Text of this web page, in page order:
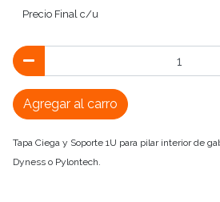
Precio Final c/u
Agregar al carro
Tapa Ciega y Soporte 1U para pilar interior de
Dyness o Pylontech.